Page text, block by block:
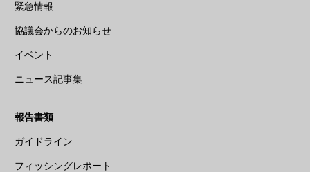
緊急情報
協議会からのお知らせ
イベント
ニュース記事集
報告書類
ガイドライン
フィッシングレポート